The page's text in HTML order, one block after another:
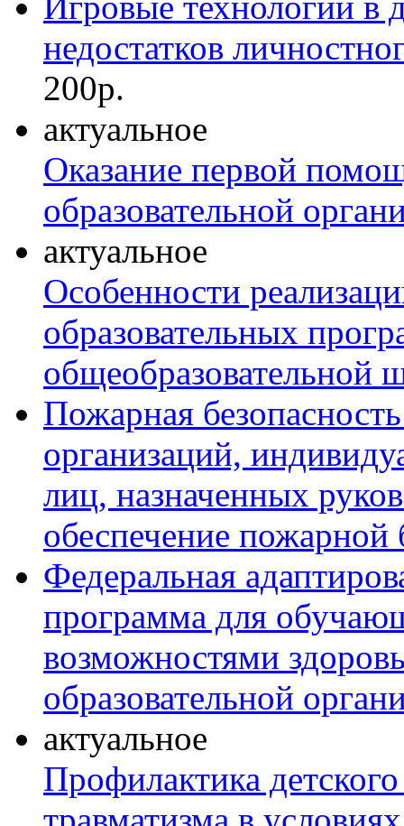
недостатков
200р.
актуальное
Оказание первой
образовательной
актуальное
Особенности
образовательных
общеобразовательной
Пожарная
организаций,
лиц, назначенных
обеспечение пожарной
Федеральная
программа для
возможностями
образовательной
актуальное
Профилактика